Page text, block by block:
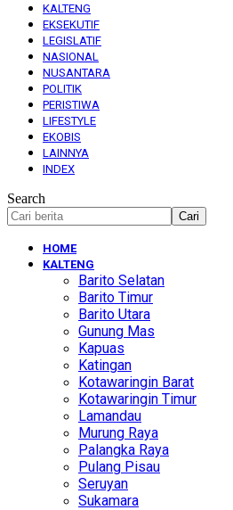
KALTENG
EKSEKUTIF
LEGISLATIF
NASIONAL
NUSANTARA
POLITIK
PERISTIWA
LIFESTYLE
EKOBIS
LAINNYA
INDEX
Search
HOME
KALTENG
Barito Selatan
Barito Timur
Barito Utara
Gunung Mas
Kapuas
Katingan
Kotawaringin Barat
Kotawaringin Timur
Lamandau
Murung Raya
Palangka Raya
Pulang Pisau
Seruyan
Sukamara